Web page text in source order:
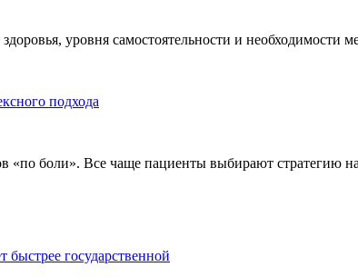
уровня самостоятельности и необходимости
подхода
«по боли». Все чаще пациенты выбирают стратегию
быстрее государственной